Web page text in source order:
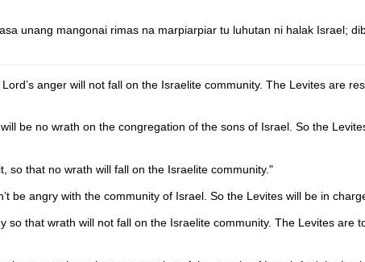
unang mangonai rimas na marpiarpiar tu luhutan ni halak Israel;
Lord’s anger will not fall on the Israelite community. The Levites are
be no wrath on the congregation of the sons of Israel. So the
so that no wrath will fall on the Israelite community."
be angry with the community of Israel. So the Levites will be in
that wrath will not fall on the Israelite community. The Levites are